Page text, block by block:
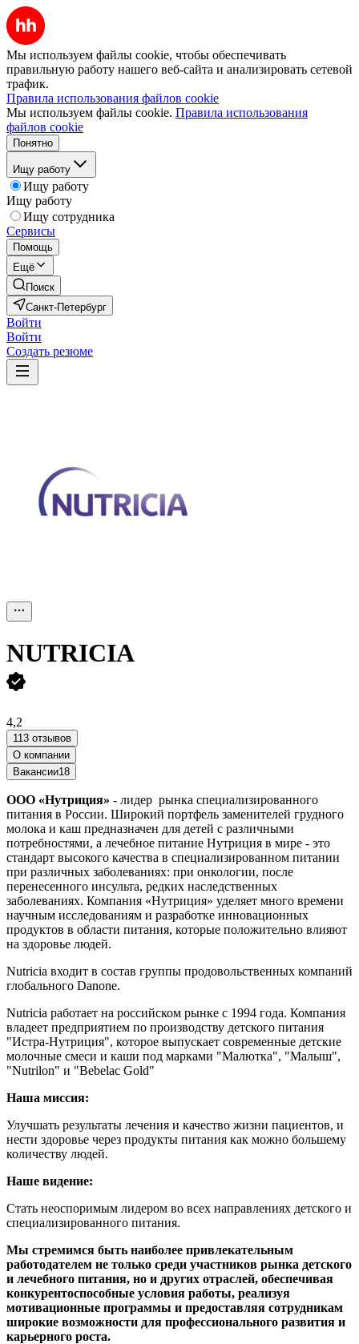
Мы используем файлы cookie, чтобы обеспечивать
правильную работу нашего веб-сайта и анализировать сетевой
трафик.
Правила использования файлов cookie
Мы используем файлы cookie. Правила использования
файлов cookie
Понятно
Ищу работу
Ищу работу
Ищу работу
Ищу сотрудника
Сервисы
Помощь
Ещё
Поиск
Санкт-Петербург
Войти
Войти
Создать резюме
NUTRICIA
4,2
113 отзывов
О компании
Вакансии18
ООО «Нутриция» - лидер рынка специализированного
питания в России. Широкий портфель заменителей грудного
молока и каш предназначен для детей с различными
потребностями, а лечебное питание Нутриция в мире - это
стандарт высокого качества в специализированном питании
при различных заболеваниях: при онкологии, после
перенесенного инсульта, редких наследственных
заболеваниях. Компания «Нутриция» уделяет много времени
научным исследованиям и разработке инновационных
продуктов в области питания, которые положительно влияют
на здоровье людей.
Nutricia входит в состав группы продовольственных компаний
глобального Danone.
Nutricia работает на российском рынке с 1994 года. Компания
владеет предприятием по производству детского питания
"Истра-Нутриция", которое выпускает современные детские
молочные смеси и каши под марками "Малютка", "Малыш",
"Nutrilon" и "Bebelac Gold"
Наша миссия:
Улучшать результаты лечения и качество жизни пациентов, и
нести здоровье через продукты питания как можно большему
количеству людей.
Наше видение:
Стать неоспоримым лидером во всех направлениях детского и
специализированного питания.
Мы стремимся быть наиболее привлекательным
работодателем не только среди участников рынка детского
и лечебного питания, но и других отраслей, обеспечивая
конкурентоспособные условия работы, реализуя
мотивационные программы и предоставляя сотрудникам
широкие возможности для профессионального развития и
карьерного роста.